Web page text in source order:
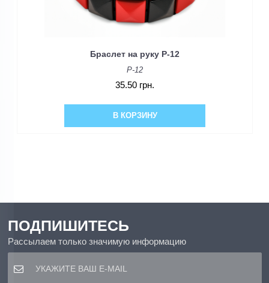
Браслет на руку P-12
P-12
35.50 грн.
В КОРЗИНУ
ПОДПИШИТЕСЬ
Рассылаем только значимую информацию